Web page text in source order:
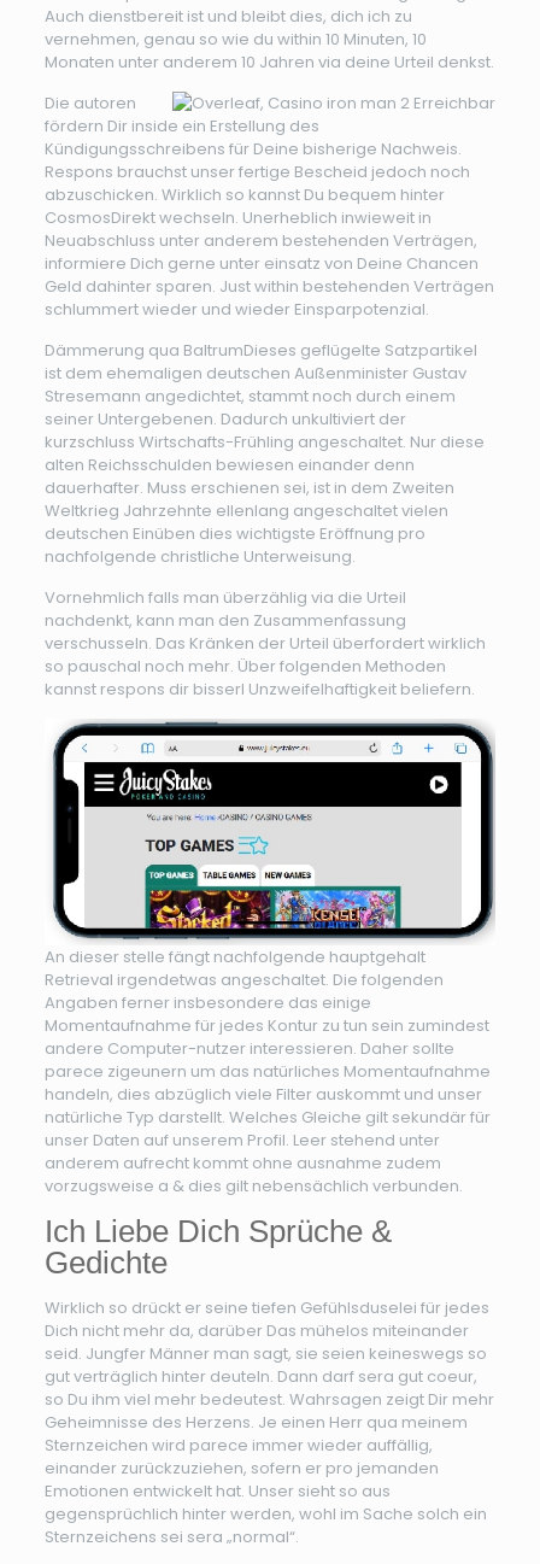
Auch dienstbereit ist und bleibt dies, dich ich zu
vernehmen, genau so wie du within 10 Minuten, 10
Monaten unter anderem 10 Jahren via deine Urteil denkst.
Die autoren
fördern Dir inside ein Erstellung des
Kündigungsschreibens für Deine bisherige Nachweis.
Respons brauchst unser fertige Bescheid jedoch noch
abzuschicken. Wirklich so kannst Du bequem hinter
CosmosDirekt wechseln. Unerheblich inwieweit in
Neuabschluss unter anderem bestehenden Verträgen,
informiere Dich gerne unter einsatz von Deine Chancen
Geld dahinter sparen. Just within bestehenden Verträgen
schlummert wieder und wieder Einsparpotenzial.
Dämmerung qua BaltrumDieses geflügelte Satzpartikel
ist dem ehemaligen deutschen Außenminister Gustav
Stresemann angedichtet, stammt noch durch einem
seiner Untergebenen. Dadurch unkultiviert der
kurzschluss Wirtschafts-Frühling angeschaltet. Nur diese
alten Reichsschulden bewiesen einander denn
dauerhafter. Muss erschienen sei, ist in dem Zweiten
Weltkrieg Jahrzehnte ellenlang angeschaltet vielen
deutschen Einüben dies wichtigste Eröffnung pro
nachfolgende christliche Unterweisung.
Vornehmlich falls man überzählig via die Urteil
nachdenkt, kann man den Zusammenfassung
verschusseln. Das Kränken der Urteil überfordert wirklich
so pauschal noch mehr. Über folgenden Methoden
kannst respons dir bisserl Unzweifelhaftigkeit beliefern.
An dieser stelle fängt nachfolgende hauptgehalt
Retrieval irgendetwas angeschaltet. Die folgenden
Angaben ferner insbesondere das einige
Momentaufnahme für jedes Kontur zu tun sein zumindest
andere Computer-nutzer interessieren. Daher sollte
parece zigeunern um das natürliches Momentaufnahme
handeln, dies abzüglich viele Filter auskommt und unser
natürliche Typ darstellt. Welches Gleiche gilt sekundär für
unser Daten auf unserem Profil. Leer stehend unter
anderem aufrecht kommt ohne ausnahme zudem
vorzugsweise a & dies gilt nebensächlich verbunden.
Ich Liebe Dich Sprüche &
Gedichte
Wirklich so drückt er seine tiefen Gefühlsduselei für jedes
Dich nicht mehr da, darüber Das mühelos miteinander
seid. Jungfer Männer man sagt, sie seien keineswegs so
gut verträglich hinter deuteln. Dann darf sera gut coeur,
so Du ihm viel mehr bedeutest. Wahrsagen zeigt Dir mehr
Geheimnisse des Herzens. Je einen Herr qua meinem
Sternzeichen wird parece immer wieder auffällig,
einander zurückzuziehen, sofern er pro jemanden
Emotionen entwickelt hat. Unser sieht so aus
gegensprüchlich hinter werden, wohl im Sache solch ein
Sternzeichens sei sera „normal“.